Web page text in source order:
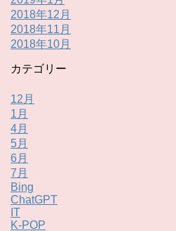
2018年12月
2018年11月
2018年10月
カテゴリー
12月
1月
4月
5月
6月
7月
Bing
ChatGPT
IT
K-POP